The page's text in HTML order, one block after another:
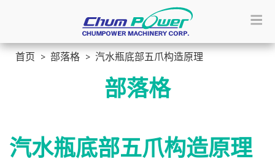
首页 部落格 汽水瓶底部五爪构造原理
部落格
汽水瓶底部五爪构造原理